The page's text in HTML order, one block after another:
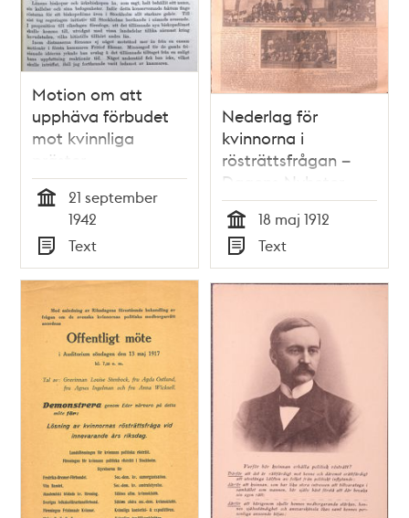
Motion om att
upphäva förbudet
mot kvinnliga
präster -
stadsfullmäktige
1942
21 september
1942
Typ
Text
Nederlag för
kvinnorna i
rösträttsfrågan –
Dagens Nyheter
1912
Tid
18 maj 1912
Typ
Text